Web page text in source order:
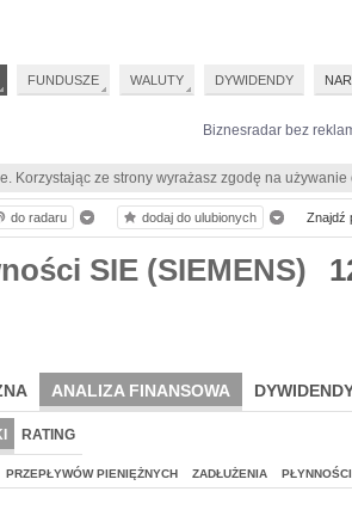
Biznesradar bez
Korzystając ze strony wyrażasz zgodę na
SIE (SIEMENS)
ANALIZA FINANSOWA
RATING
PRZEPŁYWÓW PIENIĘŻNYCH ZADŁUŻENIA PŁYNNOŚCI
do radaru dodaj do ulubionych Znajdź
FUNDUSZE WALUTY DYWIDENDY